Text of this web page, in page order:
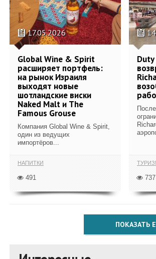
17.05.2026
Global Wine & Spirit
расширяет портфель:
на рынок Израиля
выходят новые
шотландские виски
Naked Malt и The
Famous Grouse
Компания Global Wine & Spirit,
один из ведущих
импортёров...
НАПИТКИ
491 737
ПОКАЗАТЬ